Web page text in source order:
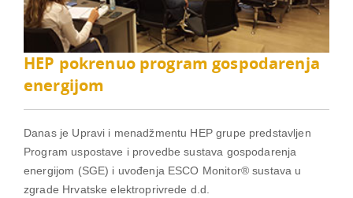
HEP pokrenuo program gospodarenja
energijom
Danas je Upravi i menadžmentu HEP grupe predstavljen
Program uspostave i provedbe sustava gospodarenja
energijom (SGE) i uvođenja ESCO Monitor® sustava u
zgrade Hrvatske elektroprivrede d.d.